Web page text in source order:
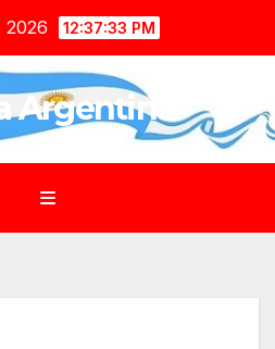
2026 12:37:34 PM
Argentina